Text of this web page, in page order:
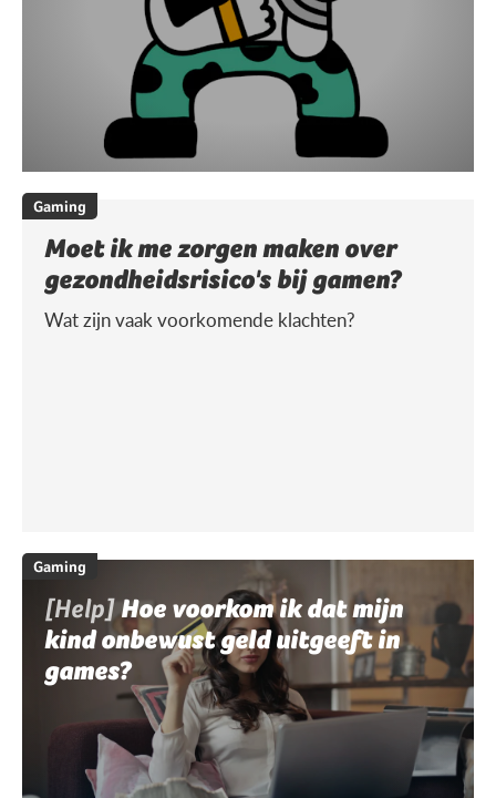
Gaming
Moet ik me zorgen maken over
gezondheidsrisico's bij gamen?
Wat zijn vaak voorkomende klachten?
Gaming
[Help]Hoe voorkom ik dat mijn
kind onbewust geld uitgeeft in
games?